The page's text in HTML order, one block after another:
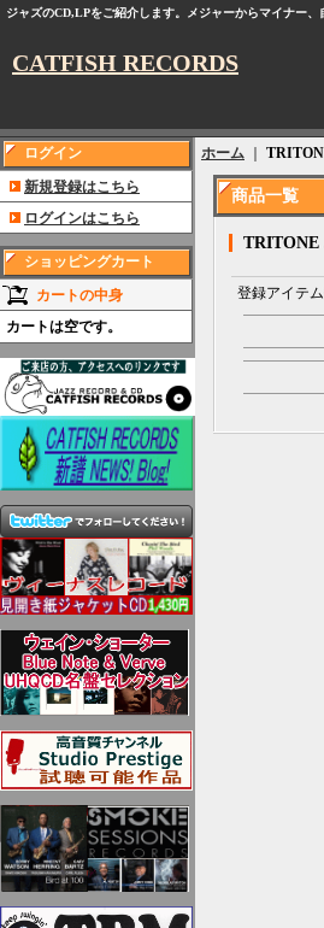
ジャズのCD,LPをご紹介します。メジャーからマイナー
CATFISH RECORDS
ログイン
新規登録はこちら
ログインはこちら
ショッピングカート
カートの中身
カートは空です。
ホーム
商品一覧
TRITONE
登録アイテ